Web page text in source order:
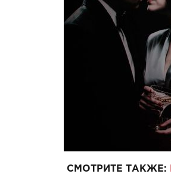
СМОТРИТЕ ТАКЖЕ: